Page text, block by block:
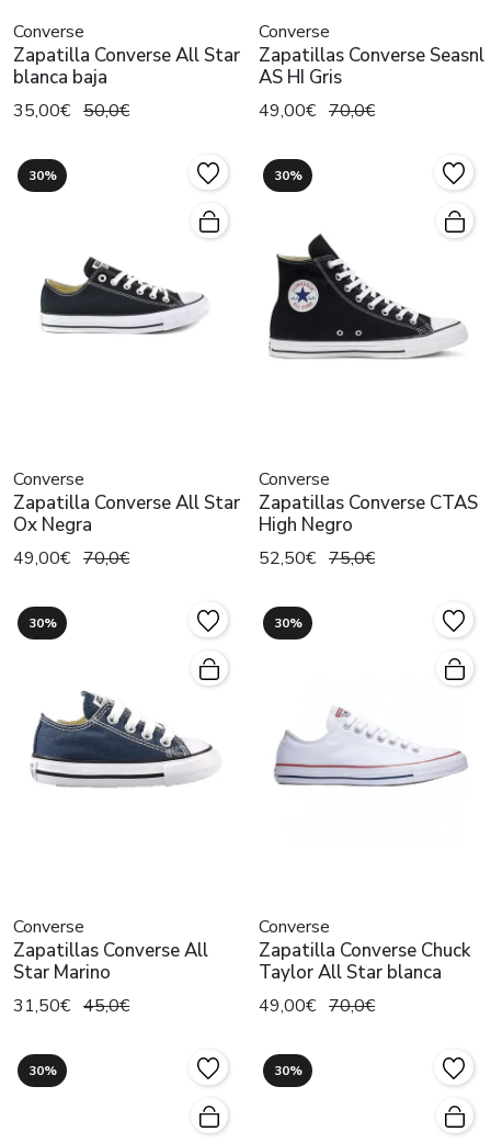
Converse
Zapatilla Converse All Star
blanca baja
35,00€ 50,0€
Converse
Zapatillas Converse Seasnl
AS HI Gris
49,00€ 70,0€
30%
Converse
Zapatilla Converse All Star
Ox Negra
49,00€ 70,0€
30%
Converse
Zapatillas Converse CTAS
High Negro
52,50€ 75,0€
30%
Converse
Zapatillas Converse All
Star Marino
31,50€ 45,0€
30%
Converse
Zapatilla Converse Chuck
Taylor All Star blanca
49,00€ 70,0€
30% 30%